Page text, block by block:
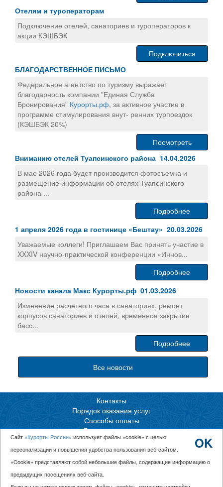
Отелям и туроператорам
Подключение отелей, санаториев и туроператоров к
акции КЭШБЭК
Подключиться
БЛАГОДАРСТВЕННОЕ ПИСЬМО
Федеральное агентство по туризму выражает
благодарность компании "Единая Служба
Бронирования" Курорты.рф, за активное участие в
программе стимулирования внут- ренних турпоездок
(КЭШБЭК 20%)
Посмотреть
Вниманию отелей Туапсинского района 14.04.2026
В мае 2026 года будет производится фотосъемка и
размещение информации об отелях Туапсинского
района ...
Подробнее
1 апреля 2026 года в гостинице «Бештау» 20.03.2026
Уважаемые коллеги! Приглашаем Вас принять участие в
XXXIV научно-практической конференции «Иннов...
Подробнее
Новости канала Макс Курорты.рф 01.03.2026
Изменение расчетного часа в санаториях, ремонт
корпусов санаториев и отелей, временное закрытие
басс...
Подробнее
Все новости
Контакты
Порядок оказания услуг
Способы оплаты
Горящие путевки
Обратный звонок
КУРОРТЫ.РФ
«Отдых в России»
8(800)551-53-03
OK
Сайт «Курорты России» использует файлы «cookie» с целью
персонализации и повышения удобства пользования веб-сайтом.
«Cookie» представляют собой небольшие файлы, содержащие информацию о
предыдущих посещениях веб-сайта.